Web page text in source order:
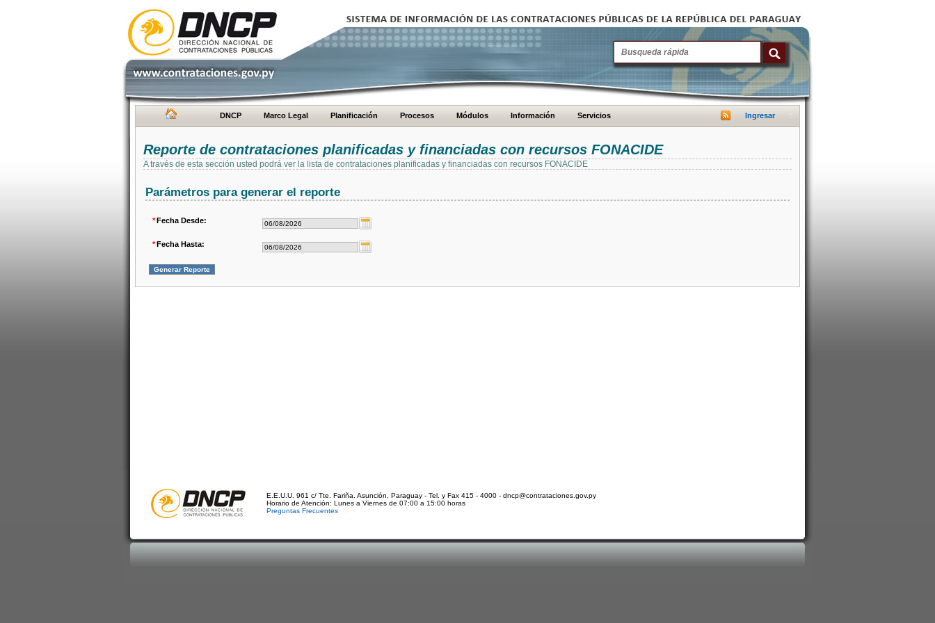
DNCP Marco Legal Planificación Procesos Módulos Información Servicios Ingresar
Reporte de contrataciones planificadas y financiadas con recursos FONACIDE
A través de esta sección usted podrá ver la lista de contrataciones planificadas y financiadas con recursos FONACIDE
Parámetros para generar el reporte
*Fecha Desde:
*Fecha Hasta:
E.E.U.U. 961 c/ Tte. Fariña. Asunción, Paraguay - Tel. y Fax 415 - 4000 - dncp@contrataciones.gov.py
Horario de Atención: Lunes a Viernes de 07:00 a 15:00 horas
Preguntas Frecuentes